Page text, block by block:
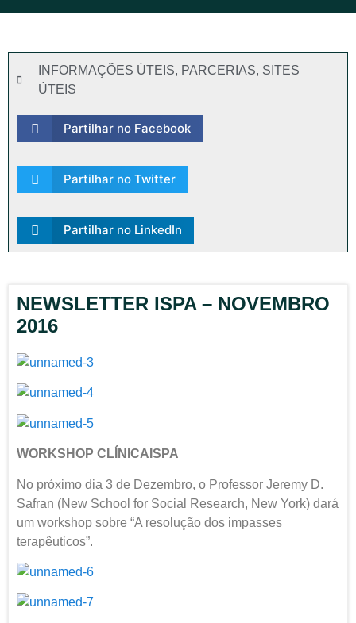
INFORMAÇÕES ÚTEIS, PARCERIAS, SITES
ÚTEIS
Partilhar no Facebook
Partilhar no Twitter
Partilhar no LinkedIn
NEWSLETTER ISPA – NOVEMBRO
2016
WORKSHOP CLÍNICAISPA
No próximo dia 3 de Dezembro, o Professor Jeremy D.
Safran (New School for Social Research, New York) dará
um workshop sobre “A resolução dos impasses
terapêuticos”.